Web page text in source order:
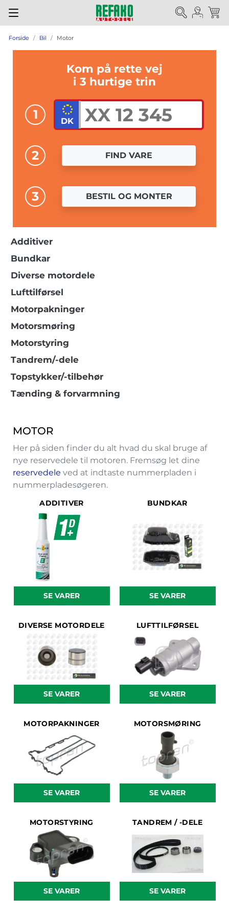
Forside Bil Motor
Kom på rette vej
i 3 hurtige trin
1
2 FIND VARE
3 BESTIL OG MONTER
Additiver
Bundkar
Diverse motordele
Lufttilførsel
Motorpakninger
Motorsmøring
Motorstyring
Tandrem/-dele
Topstykker/-tilbehør
Tænding & forvarmning
MOTOR
Her på siden finder du alt hvad du skal bruge af
nye reservedele til motoren. Fremsøg let dine
reservedele ved at indtaste nummerpladen i
nummerpladesøgeren.
ADDITIVER
SE VARER
BUNDKAR
SE VARER
DIVERSE MOTORDELE
SE VARER
LUFTTILFØRSEL
SE VARER
MOTORPAKNINGER
SE VARER
MOTORSMØRING
SE VARER
MOTORSTYRING
SE VARER
TANDREM / -DELE
SE VARER